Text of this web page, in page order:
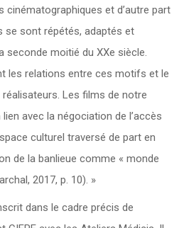
cinématographiques et d’autre part
sont répétés, adaptés et
moitié du XXe siècle.
les relations entre ces motifs et le
Les films de notre
avec la négociation de l’accès
culturel traversé de part en
de la banlieue comme « monde
2017, p. 10). »
dans le cadre précis de